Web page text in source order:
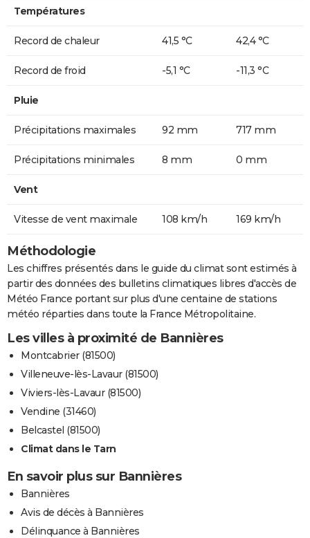
Températures
Record de chaleur 41,5 °C 42,4 °C
Record de froid -5,1 °C -11,3 °C
Pluie
Précipitations maximales 92 mm 717 mm
Précipitations minimales 8 mm 0 mm
Vent
Vitesse de vent maximale 108 km/h 169 km/h
Méthodologie
Les chiffres présentés dans le guide du climat sont estimés à
partir des données des bulletins climatiques libres d'accès de
Météo France portant sur plus d'une centaine de stations
météo réparties dans toute la France Métropolitaine.
Les villes à proximité de Bannières
Montcabrier (81500)
Villeneuve-lès-Lavaur (81500)
Viviers-lès-Lavaur (81500)
Vendine (31460)
Belcastel (81500)
Climat dans le Tarn
En savoir plus sur Bannières
Bannières
Avis de décès à Bannières
Délinquance à Bannières